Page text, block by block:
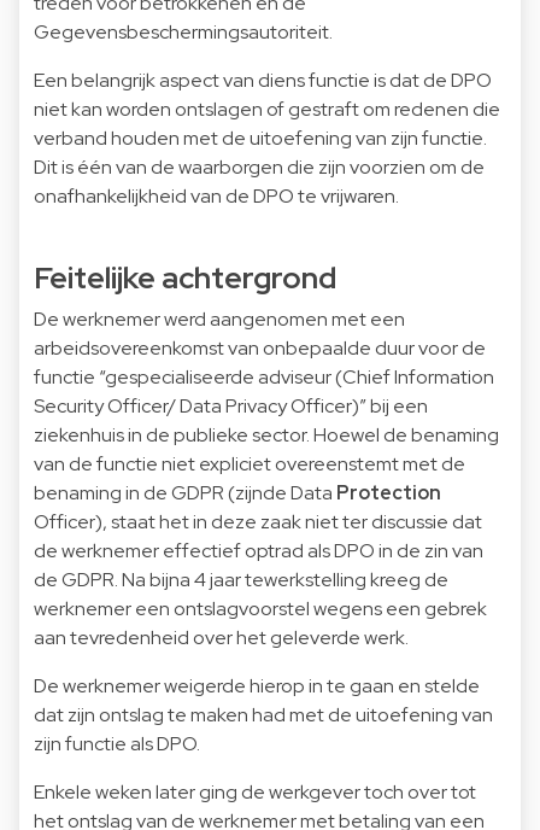
Gegevensbeschermingsautoriteit.
Een belangrijk aspect van diens functie is dat de DPO
niet kan worden ontslagen of gestraft om redenen die
verband houden met de uitoefening van zijn functie.
Dit is één van de waarborgen die zijn voorzien om de
onafhankelijkheid van de DPO te vrijwaren.
Feitelijke achtergrond
De werknemer werd aangenomen met een
arbeidsovereenkomst van onbepaalde duur voor de
functie “gespecialiseerde adviseur (Chief Information
Security Officer/ Data Privacy Officer)” bij een
ziekenhuis in de publieke sector. Hoewel de benaming
van de functie niet expliciet overeenstemt met de
benaming in de GDPR (zijnde Data Protection
Officer), staat het in deze zaak niet ter discussie dat
de werknemer effectief optrad als DPO in de zin van
de GDPR. Na bijna 4 jaar tewerkstelling kreeg de
werknemer een ontslagvoorstel wegens een gebrek
aan tevredenheid over het geleverde werk.
De werknemer weigerde hierop in te gaan en stelde
dat zijn ontslag te maken had met de uitoefening van
zijn functie als DPO.
Enkele weken later ging de werkgever toch over tot
het ontslag van de werknemer met betaling van een